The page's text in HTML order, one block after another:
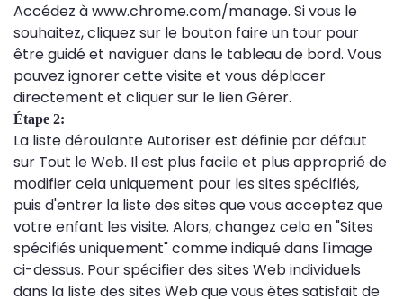
Accédez à www.chrome.com/manage. Si vous le
souhaitez, cliquez sur le bouton faire un tour pour
être guidé et naviguer dans le tableau de bord. Vous
pouvez ignorer cette visite et vous déplacer
directement et cliquer sur le lien Gérer.
Étape 2:
La liste déroulante Autoriser est définie par défaut
sur Tout le Web. Il est plus facile et plus approprié de
modifier cela uniquement pour les sites spécifiés,
puis d'entrer la liste des sites que vous acceptez que
votre enfant les visite. Alors, changez cela en "Sites
spécifiés uniquement" comme indiqué dans l'image
ci-dessus. Pour spécifier des sites Web individuels
dans la liste des sites Web que vous êtes satisfait de